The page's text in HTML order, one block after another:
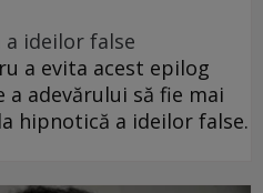
ideilor false
a evita acest epilog
adevărului să fie mai
hipnotică a ideilor false.